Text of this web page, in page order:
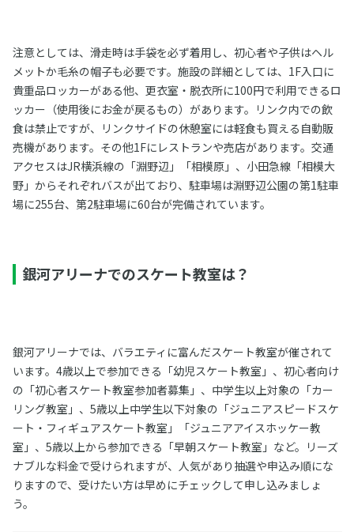
注意としては、滑走時は手袋を必ず着用し、初心者や子供はヘル
メットか毛糸の帽子も必要です。施設の詳細としては、1F入口に
貴重品ロッカーがある他、更衣室・脱衣所に100円で利用できるロ
ッカー（使用後にお金が戻るもの）があります。リンク内での飲
食は禁止ですが、リンクサイドの休憩室には軽食も買える自動販
売機があります。その他1Fにレストランや売店があります。交通
アクセスはJR横浜線の「淵野辺」「相模原」、小田急線「相模大
野」からそれぞれバスが出ており、駐車場は淵野辺公園の第1駐車
場に255台、第2駐車場に60台が完備されています。
銀河アリーナでのスケート教室は？
銀河アリーナでは、バラエティに富んだスケート教室が催されて
います。4歳以上で参加できる「幼児スケート教室」、初心者向け
の「初心者スケート教室参加者募集」、中学生以上対象の「カー
リング教室」、5歳以上中学生以下対象の「ジュニアスピードスケ
ート・フィギュアスケート教室」「ジュニアアイスホッケー教
室」、5歳以上から参加できる「早朝スケート教室」など。リーズ
ナブルな料金で受けられますが、人気があり抽選や申込み順にな
りますので、受けたい方は早めにチェックして申し込みましょ
う。